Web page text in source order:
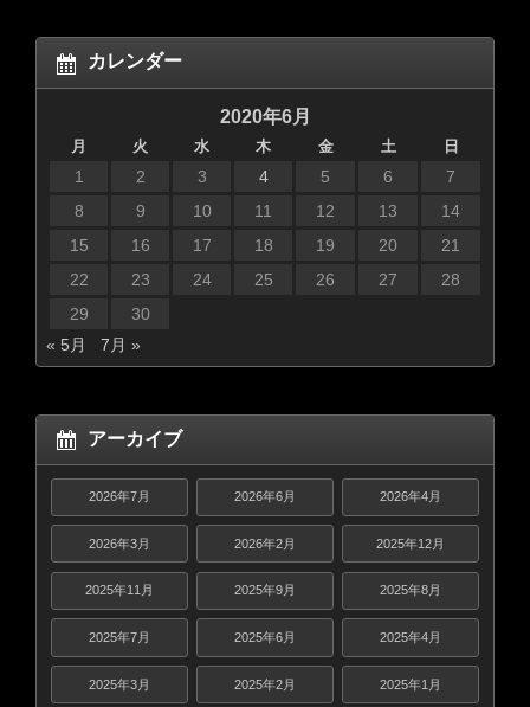
カレンダー
2020年6月
月 火 水 木 金 土 日
1 2 3 4 5 6
7
8
9 10 11 12 13
14
15
16 17 18 19 20
21
22
23 24 25 26 27
28
29
30
« 5月
7月 »
アーカイブ
2026年7月 2026年6月 2026年4月
2026年3月 2026年2月 2025年12月
2025年11月 2025年9月 2025年8月
2025年7月 2025年6月 2025年4月
2025年3月 2025年2月 2025年1月